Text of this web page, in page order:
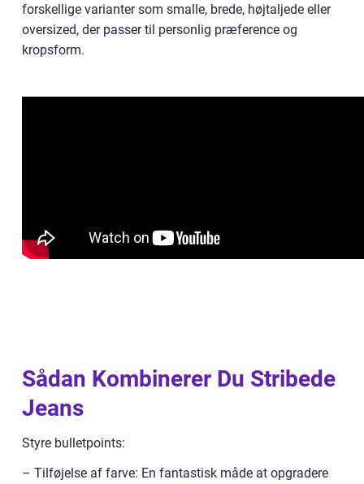
forskellige varianter som smalle, brede, højtaljede eller
oversized, der passer til personlig præference og
kropsform.
Sådan Kombinerer Du Stribede
Jeans
Styre bulletpoints:
– Tilføjelse af farve: En fantastisk måde at opgradere